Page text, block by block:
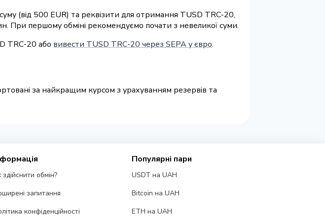
(від 500 EUR) та реквізити для отримання TUSD TRC-20,
При першому обміні рекомендуємо почати з невеликої суми.
TRC-20 або вивести TUSD TRC-20 через SEPA у євро.
за найкращим курсом з урахуванням резервів та
здійснити обмін?
запитання
конфіденційності
Популярні пари
USDT на UAH
Bitcoin на UAH
ETH на UAH